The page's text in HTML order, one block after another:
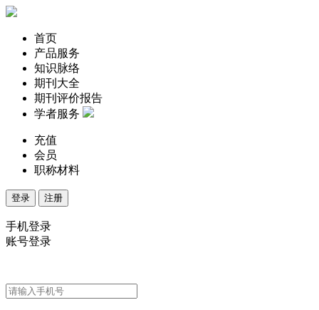
首页
产品服务
知识脉络
期刊大全
期刊评价报告
学者服务
充值
会员
职称材料
登录 注册
手机登录
账号登录